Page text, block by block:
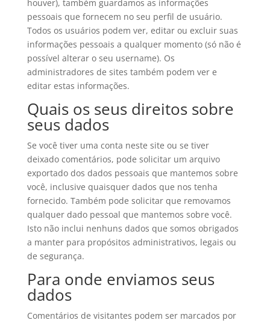
houver), também guardamos as informações
pessoais que fornecem no seu perfil de usuário.
Todos os usuários podem ver, editar ou excluir suas
informações pessoais a qualquer momento (só não é
possível alterar o seu username). Os
administradores de sites também podem ver e
editar estas informações.
Quais os seus direitos sobre
seus dados
Se você tiver uma conta neste site ou se tiver
deixado comentários, pode solicitar um arquivo
exportado dos dados pessoais que mantemos sobre
você, inclusive quaisquer dados que nos tenha
fornecido. Também pode solicitar que removamos
qualquer dado pessoal que mantemos sobre você.
Isto não inclui nenhuns dados que somos obrigados
a manter para propósitos administrativos, legais ou
de segurança.
Para onde enviamos seus
dados
Comentários de visitantes podem ser marcados por